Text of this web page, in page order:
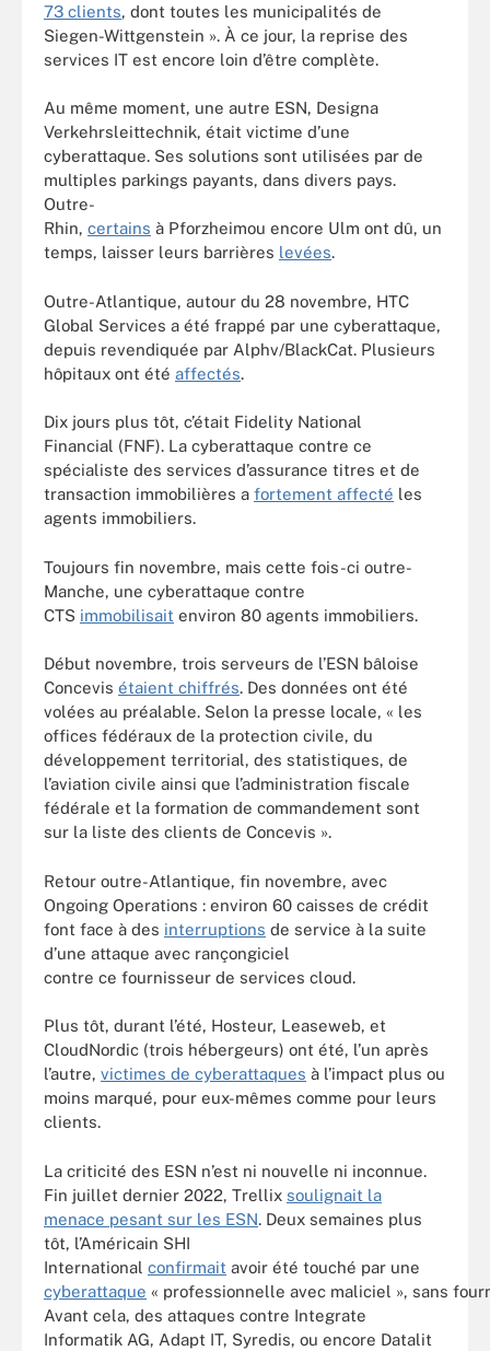
73 clients, dont toutes les municipalités de
Siegen-Wittgenstein ». À ce jour, la reprise des
services IT est encore loin d’être complète.
Au même moment, une autre ESN, Designa
Verkehrsleittechnik, était victime d’une
cyberattaque. Ses solutions sont utilisées par de
multiples parkings payants, dans divers pays.
Outre-
Rhin, certains à Pforzheimou encore Ulm ont dû, un
temps, laisser leurs barrières levées.
Outre-Atlantique, autour du 28 novembre, HTC
Global Services a été frappé par une cyberattaque,
depuis revendiquée par Alphv/BlackCat. Plusieurs
hôpitaux ont été affectés.
Dix jours plus tôt, c’était Fidelity National
Financial (FNF). La cyberattaque contre ce
spécialiste des services d’assurance titres et de
transaction immobilières a fortement affecté les
agents immobiliers.
Toujours fin novembre, mais cette fois-ci outre-
Manche, une cyberattaque contre
CTS immobilisait environ 80 agents immobiliers.
Début novembre, trois serveurs de l’ESN bâloise
Concevis étaient chiffrés. Des données ont été
volées au préalable. Selon la presse locale, « les
offices fédéraux de la protection civile, du
développement territorial, des statistiques, de
l’aviation civile ainsi que l’administration fiscale
fédérale et la formation de commandement sont
sur la liste des clients de Concevis ».
Retour outre-Atlantique, fin novembre, avec
Ongoing Operations : environ 60 caisses de crédit
font face à des interruptions de service à la suite
d’une attaque avec rançongiciel
contre ce fournisseur de services cloud.
Plus tôt, durant l’été, Hosteur, Leaseweb, et
CloudNordic (trois hébergeurs) ont été, l’un après
l’autre, victimes de cyberattaques à l’impact plus ou
moins marqué, pour eux-mêmes comme pour leurs
clients.
La criticité des ESN n’est ni nouvelle ni inconnue.
Fin juillet dernier 2022, Trellix soulignait la
menace pesant sur les ESN. Deux semaines plus
tôt, l’Américain SHI
International confirmait avoir été touché par une
cyberattaque « professionnelle avec maliciel », sans
Avant cela, des attaques contre Integrate
Informatik AG, Adapt IT, Syredis, ou encore Datalit